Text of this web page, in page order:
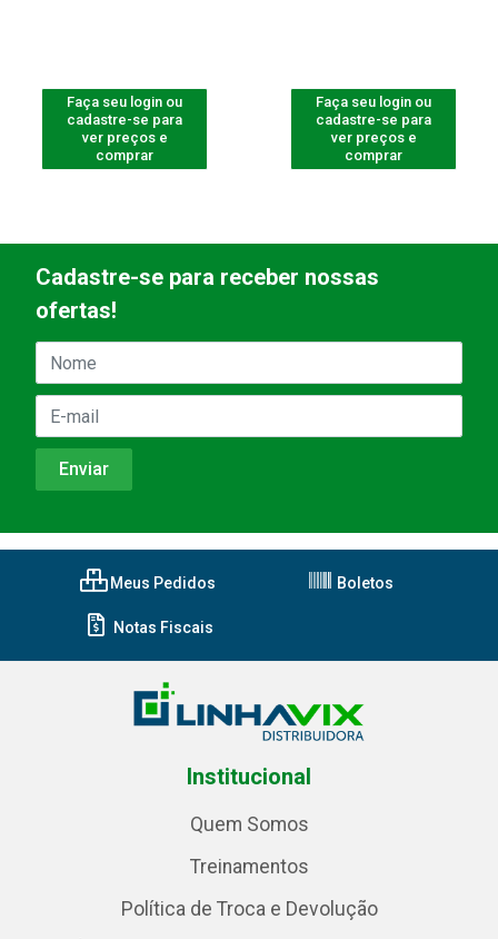
Faça seu login ou
cadastre-se para
ver preços e
comprar
Faça seu login ou
cadastre-se para
ver preços e
comprar
Cadastre-se para receber nossas
ofertas!
Meus Pedidos Boletos
Notas Fiscais
Institucional
Quem Somos
Treinamentos
Política de Troca e Devolução